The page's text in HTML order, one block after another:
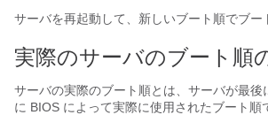
サーバを再起動して、新しいブート順でブー
実際のサーバのブート順
サーバの実際のブート順とは、サーバが最後
に BIOS によって実際に使用されたブート順